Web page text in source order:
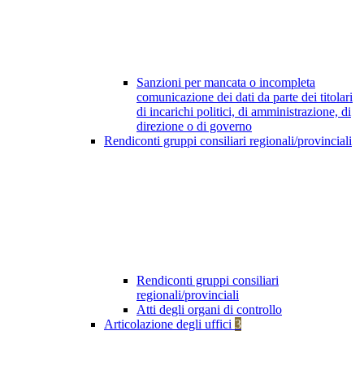
Sanzioni per mancata o incompleta
comunicazione dei dati da parte dei titolari
di incarichi politici, di amministrazione, di
direzione o di governo
Rendiconti gruppi consiliari regionali/provinciali
Rendiconti gruppi consiliari
regionali/provinciali
Atti degli organi di controllo
Articolazione degli uffici 3